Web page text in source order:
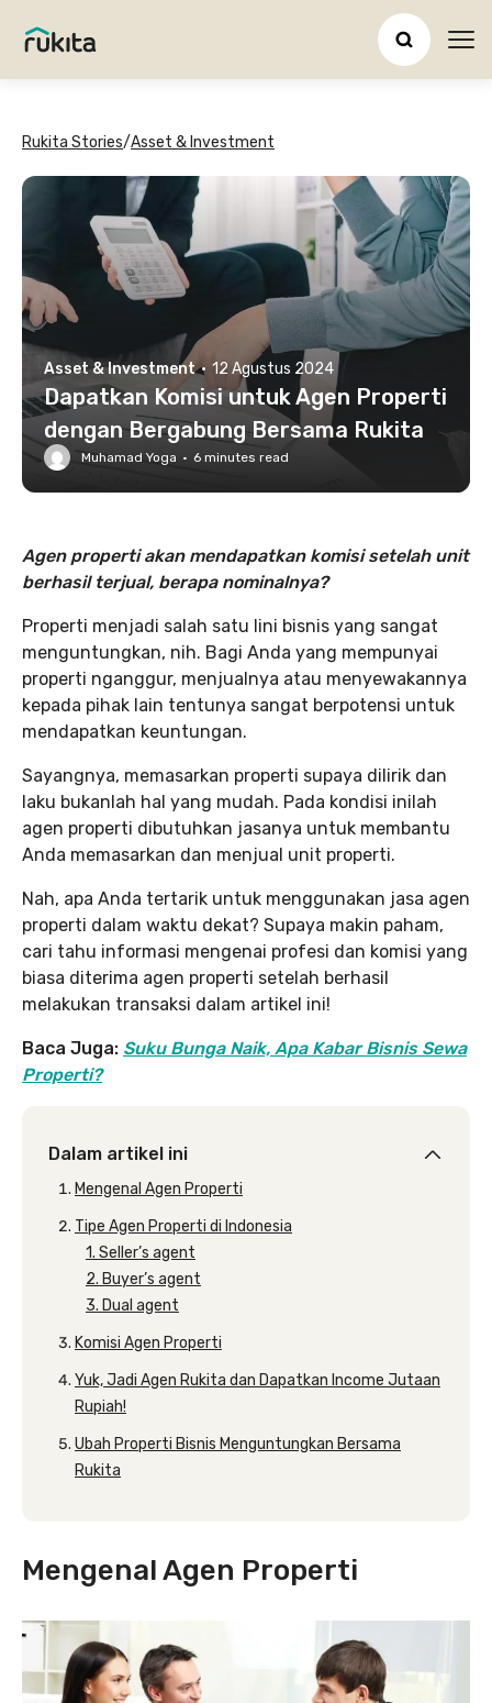
Rukita Stories/Asset & Investment
Asset & Investment · 12 Agustus 2024
Dapatkan Komisi untuk Agen Properti
dengan Bergabung Bersama Rukita
Muhamad Yoga · 6 minutes read
Agen properti akan mendapatkan komisi setelah unit
berhasil terjual, berapa nominalnya?
Properti menjadi salah satu lini bisnis yang sangat
menguntungkan, nih. Bagi Anda yang mempunyai
properti nganggur, menjualnya atau menyewakannya
kepada pihak lain tentunya sangat berpotensi untuk
mendapatkan keuntungan.
Sayangnya, memasarkan properti supaya dilirik dan
laku bukanlah hal yang mudah. Pada kondisi inilah
agen properti dibutuhkan jasanya untuk membantu
Anda memasarkan dan menjual unit properti.
Nah, apa Anda tertarik untuk menggunakan jasa agen
properti dalam waktu dekat? Supaya makin paham,
cari tahu informasi mengenai profesi dan komisi yang
biasa diterima agen properti setelah berhasil
melakukan transaksi dalam artikel ini!
Baca Juga: Suku Bunga Naik, Apa Kabar Bisnis Sewa
Properti?
Dalam artikel ini
Mengenal Agen Properti
Tipe Agen Properti di Indonesia
1. Seller’s agent
2. Buyer’s agent
3. Dual agent
Komisi Agen Properti
Yuk, Jadi Agen Rukita dan Dapatkan Income Jutaan
Rupiah!
Ubah Properti Bisnis Menguntungkan Bersama
Rukita
Mengenal Agen Properti